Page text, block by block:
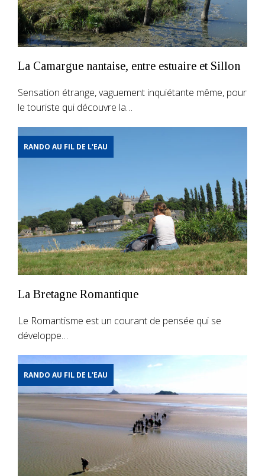
La Camargue nantaise, entre estuaire et Sillon
Sensation étrange, vaguement inquiétante même, pour
le touriste qui découvre la…
RANDO AU FIL DE L'EAU
La Bretagne Romantique
Le Romantisme est un courant de pensée qui se
développe…
RANDO AU FIL DE L'EAU